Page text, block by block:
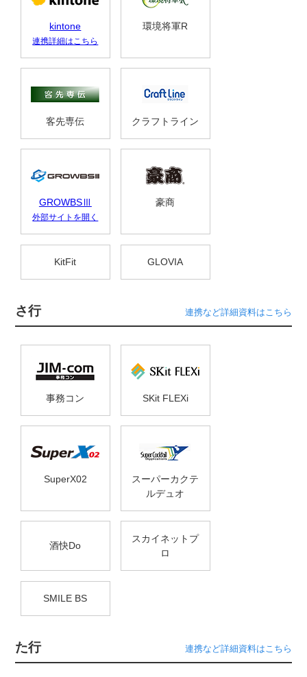
kintone
連携詳細はこちら
環境将軍R
客先専伝 クラフトライン
GROWBSⅢ
外部サイトを開く
豪商
KitFit GLOVIA
さ行 連携など詳細資料はこちら
事務コン SKit FLEXi
SuperX02
スーパーカクテ
ルデュオ
酒快Do
スカイネットプ
ロ
SMILE BS
た行 連携など詳細資料はこちら